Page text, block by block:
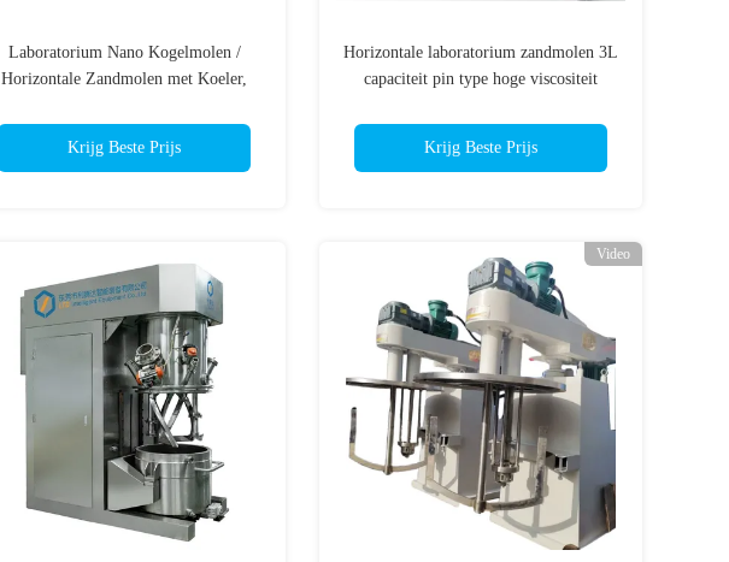
Laboratorium Nano Kogelmolen /
Horizontale Zandmolen met Koeler,
Krijg Beste Prijs
Horizontale laboratorium zandmolen 3L
capaciteit pin type hoge viscositeit
Krijg Beste Prijs
Video